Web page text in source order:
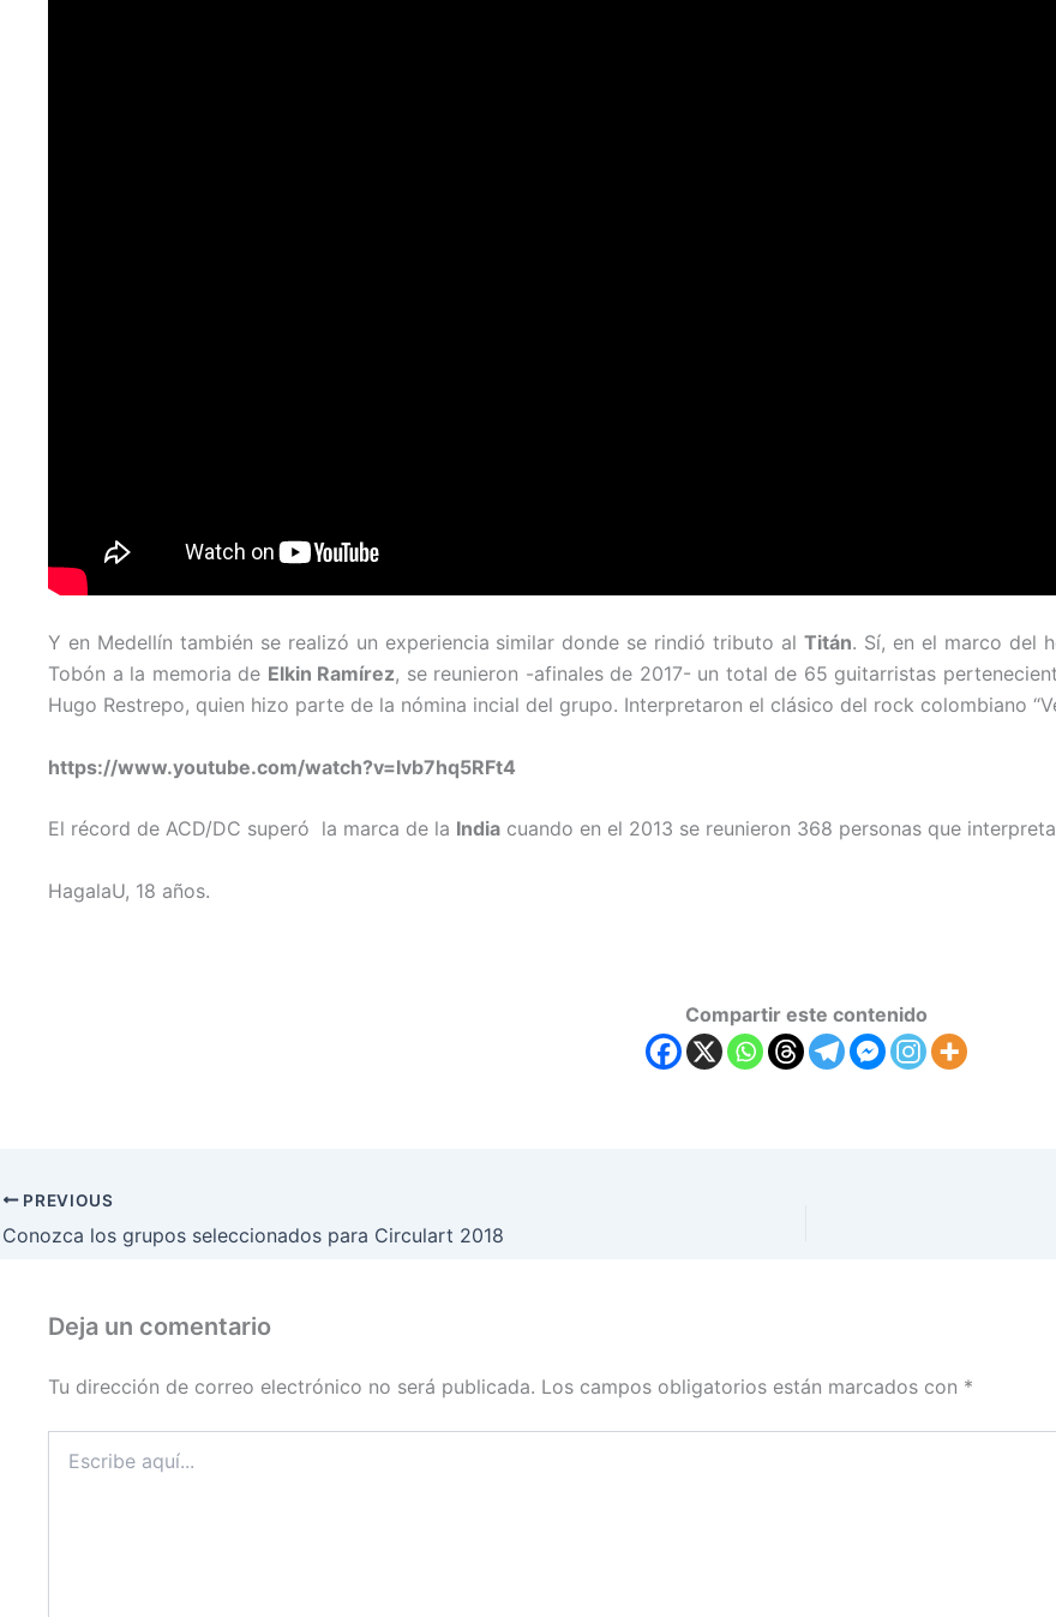
Y en Medellín también se realizó un experiencia similar donde se rindió tributo alTitán. Sí, en el marco del
Tobón a la memoria de Elkin Ramírez, se reunieron -afinales de 2017- un total de 65 guitarristas
Hugo Restrepo, quien hizo parte de la nómina incial del grupo. Interpretaron el clásico del rock colombiano
https://www.youtube.com/watch?v=lvb7hq5RFt4
El récord de ACD/DC superó la marca de la India cuando en el 2013 se reunieron 368 personas que
HagalaU, 18 años.
Compartir este contenido
PREVIOUS
Conozca los grupos seleccionados para Circulart 2018
Deja un comentario
Tu dirección de correo electrónico no será publicada. Los campos obligatorios están marcados con *
aquí...